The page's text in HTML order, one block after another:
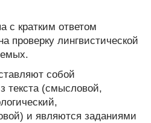
с кратким ответом
проверку лингвистической
собой
текста (смысловой,
и являются заданиями